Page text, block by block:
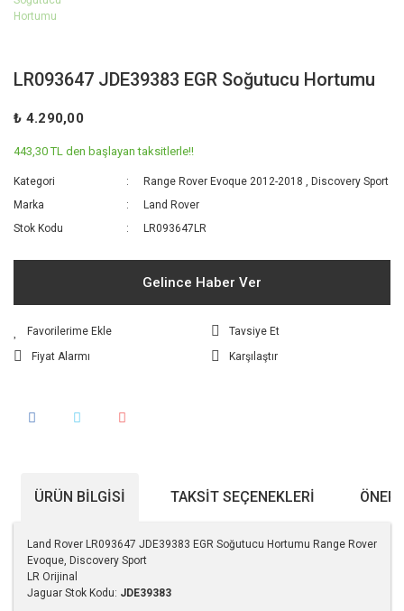
LR093647 JDE39383 EGR Soğutucu Hortumu
₺ 4.290,00
443,30 TL den başlayan taksitlerle!!
Kategori Range Rover Evoque 2012-2018 ,Discovery Sport
Marka
Land Rover
Stok Kodu
LR093647LR
Gelince Haber Ver
Tavsiye Et
Fiyat Alarmı
Karşılaştır
ÜRÜN BILGISI TAKSIT SEÇENEKLERI
Land Rover LR093647 JDE39383 EGR Soğutucu Hortumu Range Rover
Evoque, Discovery Sport
LR Orijinal
Jaguar Stok Kodu: JDE39383